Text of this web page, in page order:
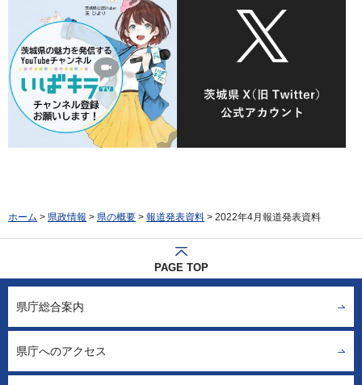
ホーム > 県政情報 > 県の概要 > 報道発表資料 > 2022年4月報道発表資料
PAGE TOP
県庁総合案内
県庁へのアクセス